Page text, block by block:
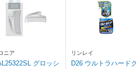
ニア
グロッシ
リンレイ
D26 ウルトラハード